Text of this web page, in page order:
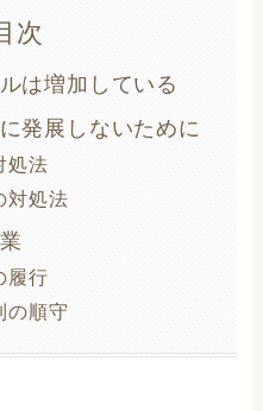
次
は増加している
発展しないために
処法
対処法
履行
の順守